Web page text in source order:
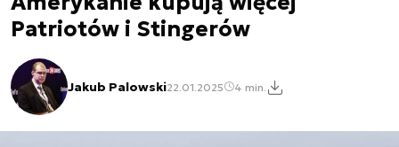
Patriotów i Stingerów
Jakub Palowski22.01.2025 4 min.